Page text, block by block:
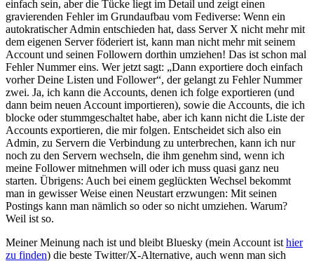
einfach sein, aber die Tücke liegt im Detail und zeigt einen
gravierenden Fehler im Grundaufbau vom Fediverse: Wenn ein
autokratischer Admin entschieden hat, dass Server X nicht mehr mit
dem eigenen Server föderiert ist, kann man nicht mehr mit seinem
Account und seinen Followern dorthin umziehen! Das ist schon mal
Fehler Nummer eins. Wer jetzt sagt: „Dann exportiere doch einfach
vorher Deine Listen und Follower“, der gelangt zu Fehler Nummer
zwei. Ja, ich kann die Accounts, denen ich folge exportieren (und
dann beim neuen Account importieren), sowie die Accounts, die ich
blocke oder stummgeschaltet habe, aber ich kann nicht die Liste der
Accounts exportieren, die mir folgen. Entscheidet sich also ein
Admin, zu Servern die Verbindung zu unterbrechen, kann ich nur
noch zu den Servern wechseln, die ihm genehm sind, wenn ich
meine Follower mitnehmen will oder ich muss quasi ganz neu
starten. Übrigens: Auch bei einem geglückten Wechsel bekommt
man in gewisser Weise einen Neustart erzwungen: Mit seinen
Postings kann man nämlich so oder so nicht umziehen. Warum?
Weil ist so.
Meiner Meinung nach ist und bleibt Bluesky (mein Account ist hier
zu finden) die beste Twitter/X-Alternative, auch wenn man sich